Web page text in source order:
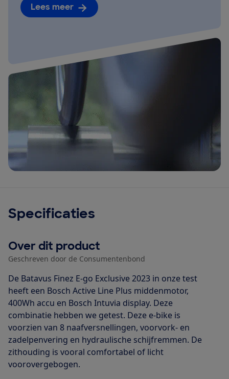
Lees meer
Specificaties
Over dit product
Geschreven door de Consumentenbond
De Batavus Finez E-go Exclusive 2023 in onze test
heeft een Bosch Active Line Plus middenmotor,
400Wh accu en Bosch Intuvia display. Deze
combinatie hebben we getest. Deze e-bike is
voorzien van 8 naafversnellingen, voorvork- en
zadelpenvering en hydraulische schijfremmen. De
zithouding is vooral comfortabel of licht
voorovergebogen.